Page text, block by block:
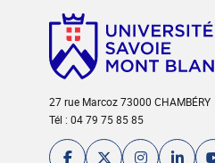
27 rue Marcoz 73000 CHAMBÉRY
Tél : 04 79 75 85 85